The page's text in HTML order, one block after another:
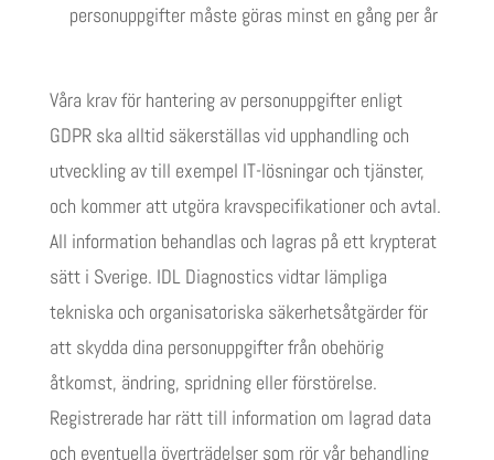
personuppgifter måste göras minst en gång per år
Våra krav för hantering av personuppgifter enligt
GDPR ska alltid säkerställas vid upphandling och
utveckling av till exempel IT-lösningar och tjänster,
och kommer att utgöra kravspecifikationer och avtal.
All information behandlas och lagras på ett krypterat
sätt i Sverige. IDL Diagnostics vidtar lämpliga
tekniska och organisatoriska säkerhetsåtgärder för
att skydda dina personuppgifter från obehörig
åtkomst, ändring, spridning eller förstörelse.
Registrerade har rätt till information om lagrad data
och eventuella överträdelser som rör vår behandling